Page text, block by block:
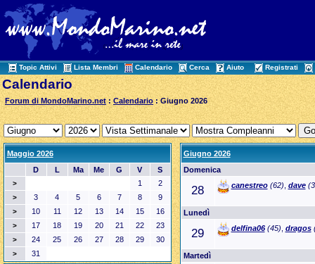
Topic Attivi Lista Membri Calendario Cerca Aiuto Registrati
Calendario
Forum di MondoMarino.net :Calendario : Giugno 2026
Maggio 2026
D
L Ma Me G V S
> 1 2
> 3 4 5 6 7 8 9
> 10 11 12 13 14 15 16
> 17 18 19 20 21 22 23
> 24 25 26 27 28 29 30
> 31
Giugno 2026
Domenica
28 canestreo(62), dave
Lunedì
29 delfina06(45), dragos
Martedì